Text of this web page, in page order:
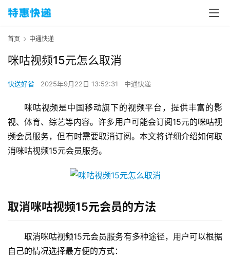
首页 中通快递
咪咕视频15元怎么取消
快送好省 2025年9月22日 13:52:31 中通快递
咪咕视频是中国移动旗下的视频平台，提供丰富的影
视、体育、综艺等内容。许多用户可能会订阅15元的咪咕视
频会员服务，但有时需要取消订阅。本文将详细介绍如何取
消咪咕视频15元会员服务。
取消咪咕视频15元会员的方法
取消咪咕视频15元会员服务有多种途径，用户可以根据
自己的情况选择最方便的方式：